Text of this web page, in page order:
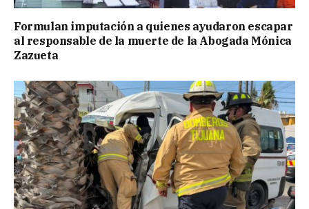
Formulan imputación a quienes ayudaron escapar
al responsable de la muerte de la Abogada Mónica
Zazueta